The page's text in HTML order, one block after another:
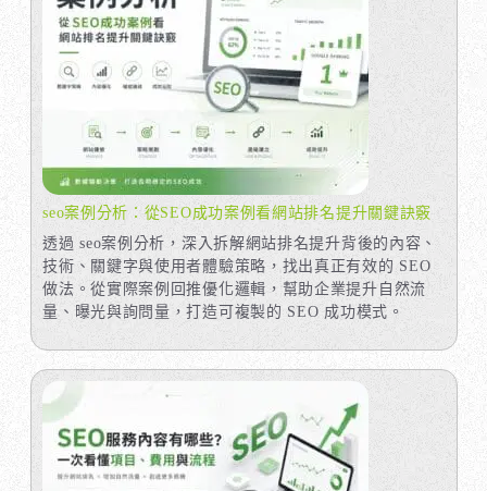
seo案例分析：從SEO成功案例看網站排名提升關鍵訣竅
透過 seo案例分析，深入拆解網站排名提升背後的內容、
技術、關鍵字與使用者體驗策略，找出真正有效的 SEO
做法。從實際案例回推優化邏輯，幫助企業提升自然流
量、曝光與詢問量，打造可複製的 SEO 成功模式。